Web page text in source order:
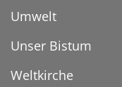
Umwelt
Unser Bistum
Weltkirche